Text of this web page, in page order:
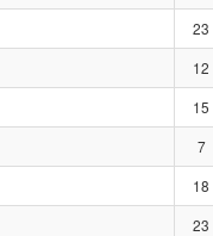
23
12
15
7
18
23